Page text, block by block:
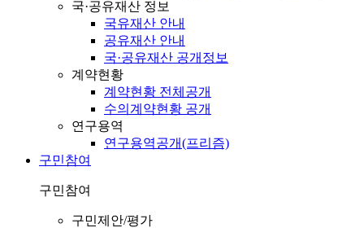
국·공유재산 정보
국유재산 안내
공유재산 안내
국·공유재산 공개정보
계약현황
계약현황 전체공개
수의계약현황 공개
연구용역
연구용역공개(프리즘)
구민참여
구민참여
구민제안/평가